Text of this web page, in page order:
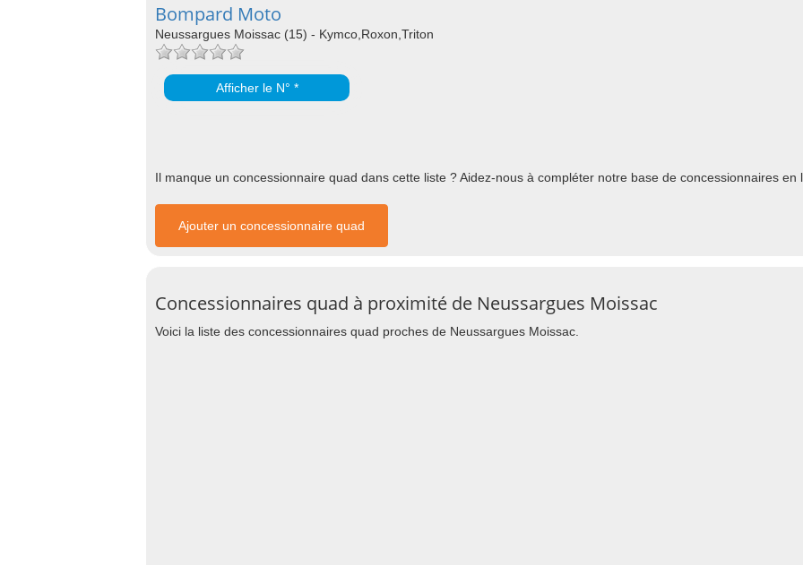
Bompard Moto
Neussargues Moissac (15) - Kymco,Roxon,Triton
Afficher le N° *
Il manque un concessionnaire quad dans cette liste ? Aidez-nous à compléter notre base de concessionnaires en
Ajouter un concessionnaire quad
Concessionnaires quad à proximité de Neussargues Moissac
Voici la liste des concessionnaires quad proches de Neussargues Moissac.